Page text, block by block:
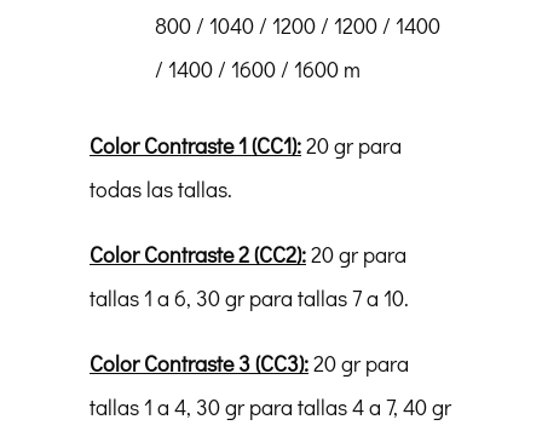
800 / 1040 / 1200 / 1200 / 1400
/ 1400 / 1600 / 1600 m
Color Contraste 1 (CC1):20 gr para
todas las tallas.
Color Contraste 2 (CC2):20 gr para
tallas 1 a 6, 30 gr para tallas 7 a 10.
Color Contraste 3 (CC3):20 gr para
tallas 1 a 4, 30 gr para tallas 4 a 7, 40 gr